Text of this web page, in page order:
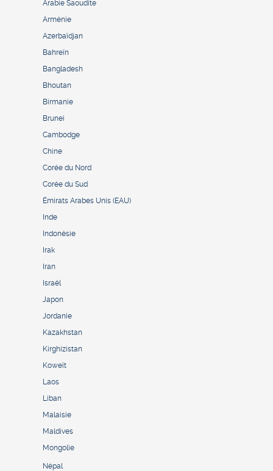
Arabie Saoudite
Arménie
Azerbaïdjan
Bahreïn
Bangladesh
Bhoutan
Birmanie
Brunei
Cambodge
Chine
Corée du Nord
Corée du Sud
Émirats Arabes Unis (EAU)
Inde
Indonésie
Irak
Iran
Israël
Japon
Jordanie
Kazakhstan
Kirghizistan
Koweït
Laos
Liban
Malaisie
Maldives
Mongolie
Népal